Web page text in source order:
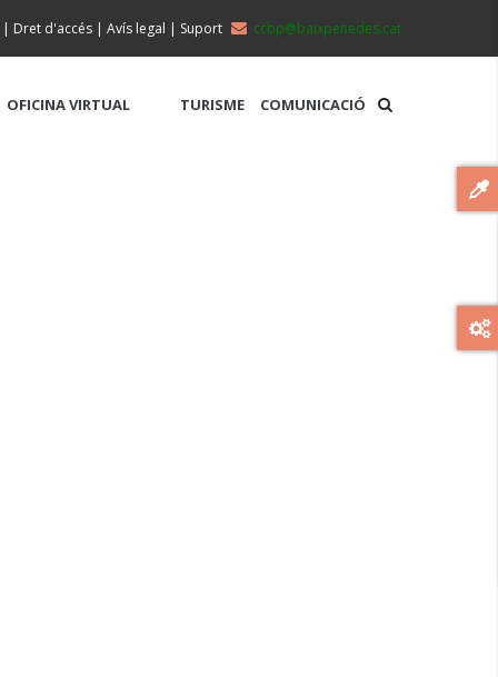
ccbp@baixpenedes.cat
| Dret d'accés | Avís legal | Suport
OFICINA VIRTUAL TURISME COMUNICACIÓ